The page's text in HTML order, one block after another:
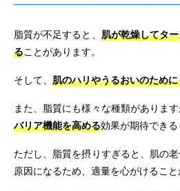
脂質が不足すると、 肌が乾燥してタ
ることがあります。
そして、 肌のハリやうるおいのため
また、脂質にも様々な種類があります
バリア機能を高める効果が期待できる
ただし、脂質を摂りすぎると、肌の
原因になるため、適量を心がけること